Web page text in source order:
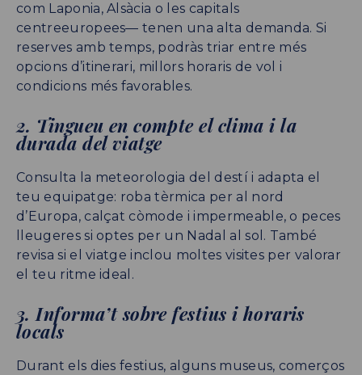
com Laponia, Alsàcia o les capitals
centreeuropees— tenen una alta demanda. Si
reserves amb temps, podràs triar entre més
opcions d’itinerari, millors horaris de vol i
condicions més favorables.
2. Tingueu en compte el clima i la
durada del viatge
Consulta la meteorologia del destí i adapta el
teu equipatge: roba tèrmica per al nord
d’Europa, calçat còmode i impermeable, o peces
lleugeres si optes per un Nadal al sol. També
revisa si el viatge inclou moltes visites per valorar
el teu ritme ideal.
3. Informa’t sobre festius i horaris
locals
Durant els dies festius, alguns museus, comerços